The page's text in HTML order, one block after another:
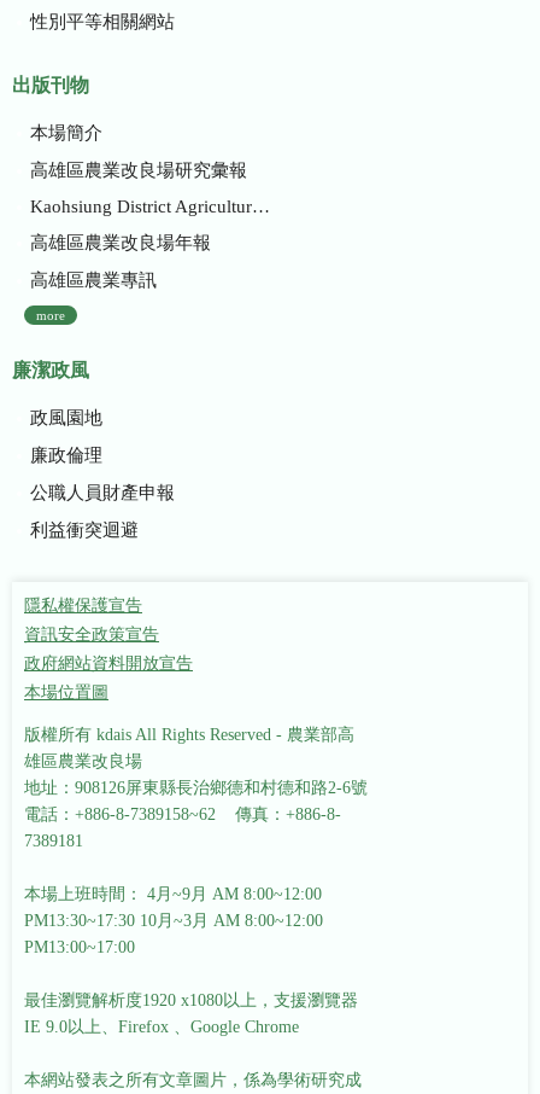
性別平等相關網站
出版刊物
本場簡介
高雄區農業改良場研究彙報
Kaohsiung District Agricultural Research and Extension Station
高雄區農業改良場年報
高雄區農業專訊
more
廉潔政風
政風園地
廉政倫理
公職人員財產申報
利益衝突迴避
隱私權保護宣告
資訊安全政策宣告
政府網站資料開放宣告
本場位置圖
版權所有 kdais All Rights Reserved - 農業部高
雄區農業改良場
地址：908126屏東縣長治鄉德和村德和路2-6號
電話：+886-8-7389158~62 傳真：+886-8-
7389181
本場上班時間： 4月~9月 AM 8:00~12:00
PM13:30~17:30 10月~3月 AM 8:00~12:00
PM13:00~17:00
最佳瀏覽解析度1920 x1080以上，支援瀏覽器
IE 9.0以上、Firefox 、Google Chrome
本網站發表之所有文章圖片，係為學術研究成